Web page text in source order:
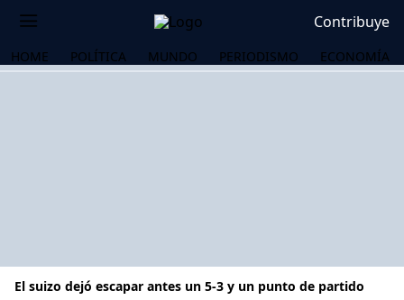
Contribuye
HOME POLÍTICA MUNDO PERIODISMO ECONOMÍA
El suizo dejó escapar antes un 5-3 y un punto de partido